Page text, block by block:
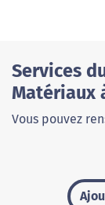
Services
Matériaux
Vous pouvez